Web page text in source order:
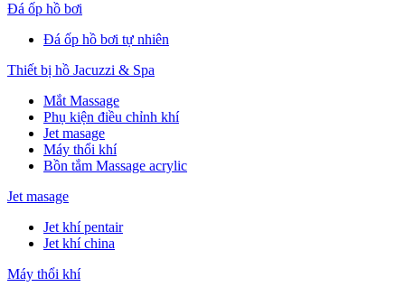
Đá ốp hồ bơi
Đá ốp hồ bơi tự nhiên
Thiết bị hồ Jacuzzi & Spa
Mắt Massage
Phụ kiện điều chỉnh khí
Jet masage
Máy thổi khí
Bồn tắm Massage acrylic
Jet masage
Jet khí pentair
Jet khí china
Máy thổi khí